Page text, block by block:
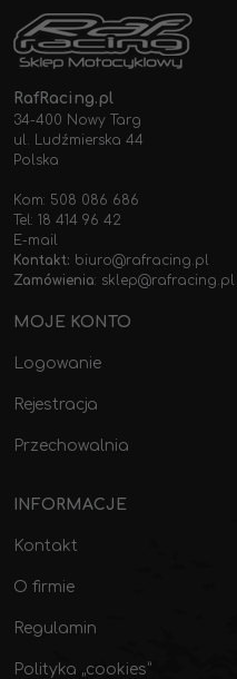
RafRacing.pl
34-400 Nowy Targ
ul. Ludźmierska 44
Polska
Kom: 508 086 686
Tel: 18 414 96 42
E-mail
Kontakt: biuro@rafracing.pl
Zamówienia: sklep@rafracing.pl
MOJE KONTO
Logowanie
Rejestracja
Przechowalnia
INFORMACJE
Kontakt
O firmie
Regulamin
Polityka „cookies”